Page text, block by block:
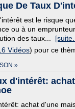
De Taux
est le risque
ou à un
des taux...
Vidéos) pour ce
»
d'intérêt:
achat d'une